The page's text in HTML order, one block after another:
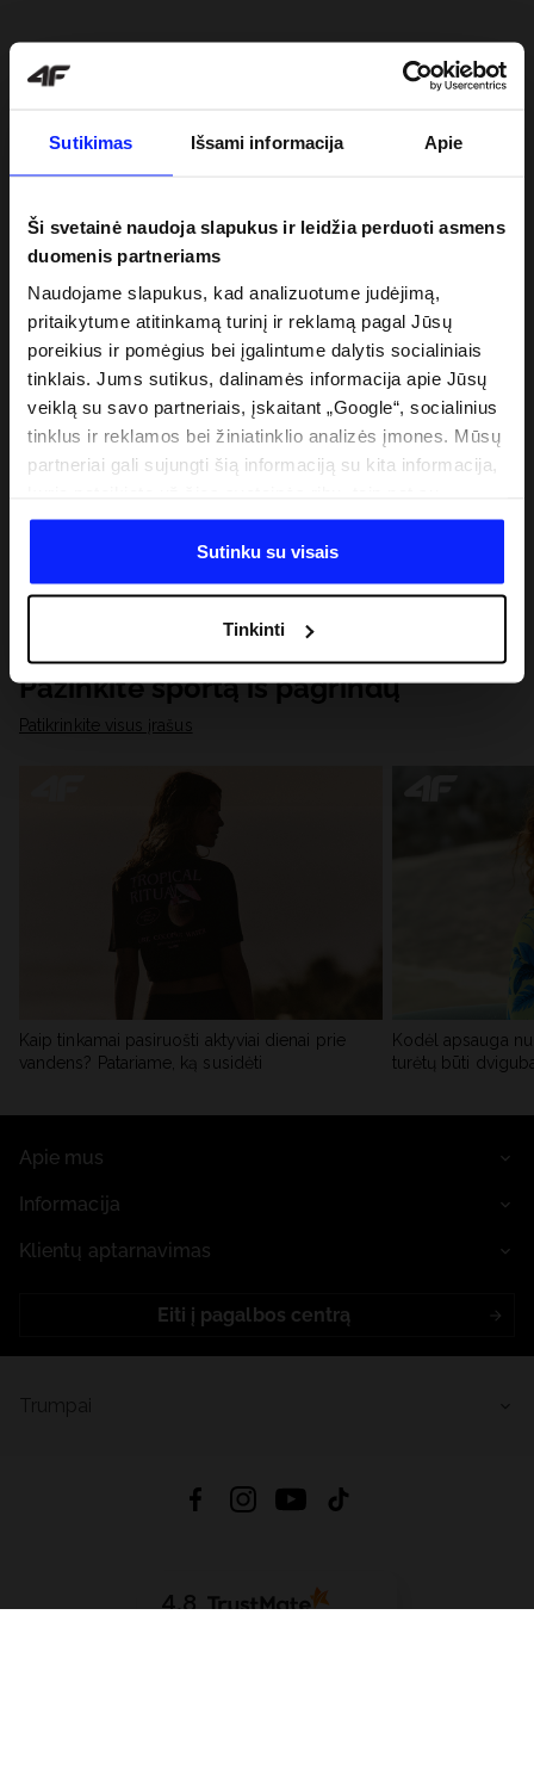
Sutikimas Išsami informacija Apie
Ši svetainė naudoja slapukus ir leidžia perduoti asmens
duomenis partneriams
Naudojame slapukus, kad analizuotume judėjimą,
pritaikytume atitinkamą turinį ir reklamą pagal Jūsų
poreikius ir pomėgius bei įgalintume dalytis socialiniais
tinklais. Jums sutikus, dalinamės informacija apie Jūsų
veiklą su savo partneriais, įskaitant „Google“, socialinius
tinklus ir reklamos bei žiniatinklio analizės įmones. Mūsų
partneriai gali sujungti šią informaciją su kita informacija,
duomenimis, kuriuos jie gauna, kai naudojatės jų
paslaugomis. Gavus Jūsų leidimą, mes galime perduoti
Jūsų asmeninę informaciją savo partneriams, siekdami
analitinius tyrimus, pritaikyti turinį ir tobulinti mūsų
partnerių siūlomus sprendimus (pvz., socialinius tinklus).
Išsamią informaciją rasite mūsų Privatumo politikoje ir
skiltyje „Išsami informacija“.
Sutinku su visais
Tinkinti
Pažinkite sportą iš pagrindų
Patikrinkite visus įrašus
Kaip tinkamai pasiruošti aktyviai dienai prie
vandens? Patariame, ką susidėti
Kodėl apsauga
turėtų būti
Apie mus
Informacija
Klientų aptarnavimas
Eiti į pagalbos centrą
4.8